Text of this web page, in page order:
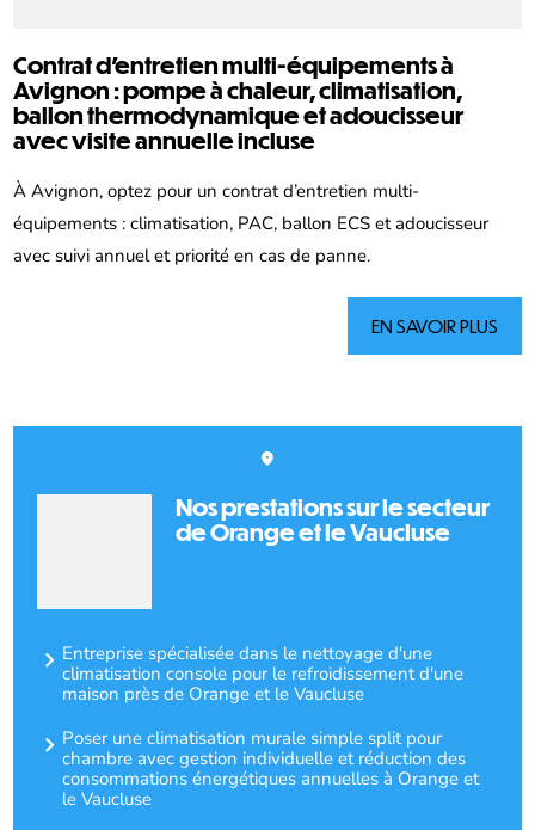
Contrat d’entretien multi-équipements à
Avignon : pompe à chaleur, climatisation,
ballon thermodynamique et adoucisseur
avec visite annuelle incluse
À Avignon, optez pour un contrat d’entretien multi-
équipements : climatisation, PAC, ballon ECS et adoucisseur
avec suivi annuel et priorité en cas de panne.
EN SAVOIR PLUS
Nos prestations sur le secteur
de Orange et le Vaucluse
Entreprise spécialisée dans le nettoyage d'une
climatisation console pour le refroidissement d'une
maison près de Orange et le Vaucluse
Poser une climatisation murale simple split pour
chambre avec gestion individuelle et réduction des
consommations énergétiques annuelles à Orange et
le Vaucluse